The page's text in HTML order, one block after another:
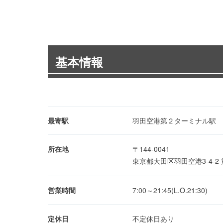
基本情報
最寄駅 羽田空港第２ターミナル駅
所在地
〒144-0041
東京都大田区羽田空港3-4-
営業時間 7:00～21:45(L.O.21:30)
定休日 不定休日あり